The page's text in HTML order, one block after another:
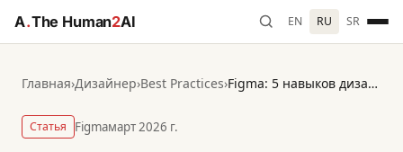
A.The Human2AI EN RU SR
Главная›Дизайнер›Best Practices› Figma: 5 навыков дизайнера, которые важно развивать в эпоху AI
Статья Figmaмарт 2026 г.